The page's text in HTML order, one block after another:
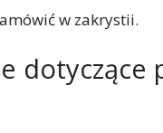
w zakrystii.
dotyczące